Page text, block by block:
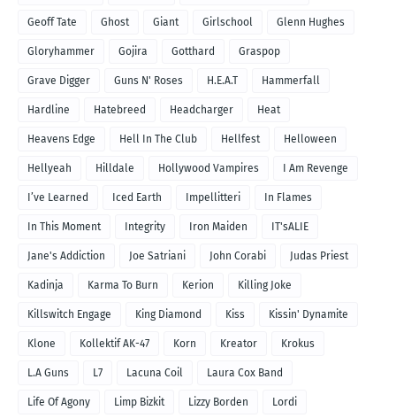
Geoff Tate Ghost Giant Girlschool Glenn Hughes
Gloryhammer Gojira Gotthard Graspop
Grave Digger Guns N' Roses H.E.A.T Hammerfall
Hardline Hatebreed Headcharger Heat
Heavens Edge Hell In The Club Hellfest Helloween
Hellyeah Hilldale Hollywood Vampires I Am Revenge
I’ve Learned Iced Earth Impellitteri In Flames
In This Moment Integrity Iron Maiden IT'sALIE
Jane's Addiction Joe Satriani John Corabi Judas Priest
Kadinja Karma To Burn Kerion Killing Joke
Killswitch Engage King Diamond Kiss Kissin' Dynamite
Klone Kollektif AK-47 Korn Kreator Krokus
L.A Guns L7 Lacuna Coil Laura Cox Band
Life Of Agony Limp Bizkit Lizzy Borden Lordi